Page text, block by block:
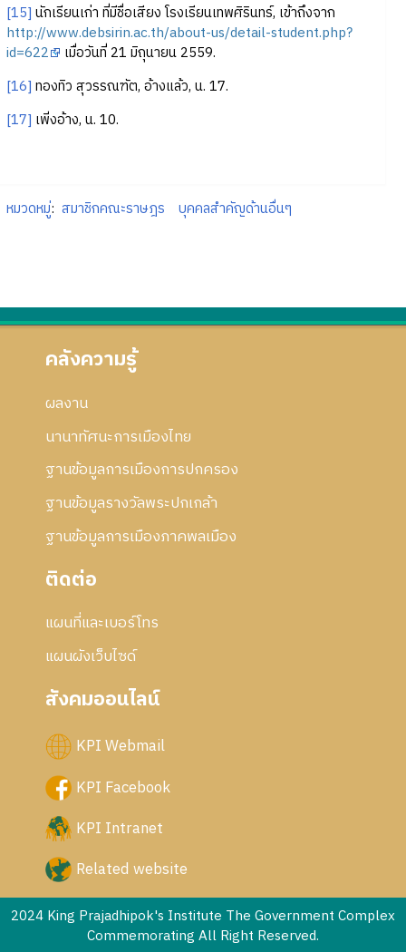
[15] นักเรียนเก่า ที่มีชื่อเสียง โรงเรียนเทพศิรินทร์, เข้าถึงจาก
http://www.debsirin.ac.th/about-us/detail-student.php?
id=622
เมื่อวันที่ 21 มิถุนายน 2559.
[16] ทองทิว สุวรรณฑัต, อ้างแล้ว, น. 17.
[17] เพิ่งอ้าง, น. 10.
หมวดหมู่: สมาชิกคณะราษฎร บุคคลสำคัญด้านอื่นๆ
คลังความรู้
ผลงาน
นานาทัศนะการเมืองไทย
ฐานข้อมูลการเมืองการปกครอง
ฐานข้อมูลรางวัลพระปกเกล้า
ฐานข้อมูลการเมืองภาคพลเมือง
ติดต่อ
แผนที่และเบอร์โทร
แผนผังเว็บไซด์
สังคมออนไลน์
KPI Webmail
KPI Facebook
KPI Intranet
Related website
2024 King Prajadhipok's Institute The Government Complex
Commemorating All Right Reserved.